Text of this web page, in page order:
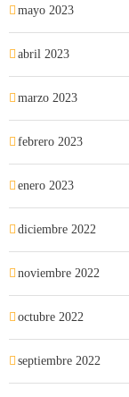
mayo 2023
abril 2023
marzo 2023
febrero 2023
enero 2023
diciembre 2022
noviembre 2022
octubre 2022
septiembre 2022